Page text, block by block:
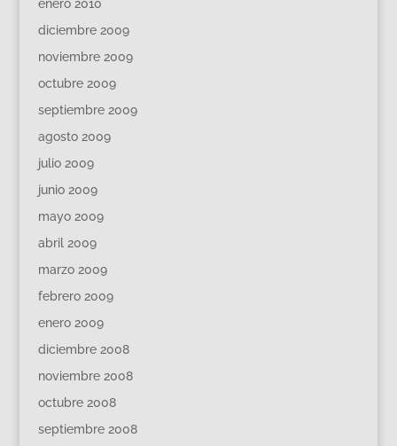
enero 2010
diciembre 2009
noviembre 2009
octubre 2009
septiembre 2009
agosto 2009
julio 2009
junio 2009
mayo 2009
abril 2009
marzo 2009
febrero 2009
enero 2009
diciembre 2008
noviembre 2008
octubre 2008
septiembre 2008